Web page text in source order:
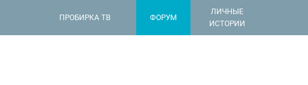
ПРОБИРКА ТВ ФОРУМ
ЛИЧНЫЕ
ИСТОРИИ